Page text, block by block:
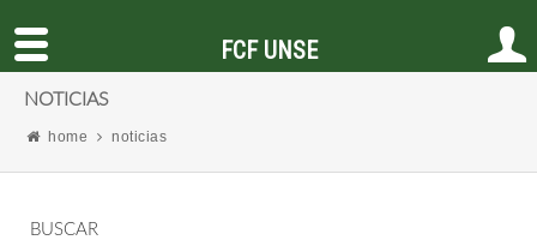
NOTICIAS
home noticias
BUSCAR
FCF UNSE